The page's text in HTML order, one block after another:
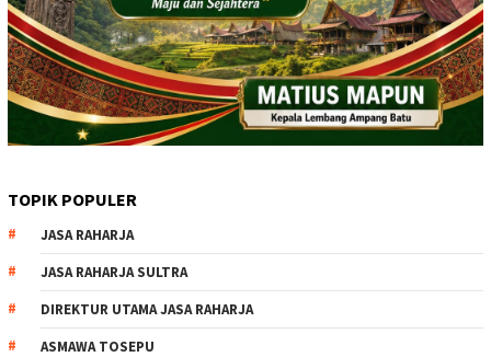
TOPIK POPULER
JASA RAHARJA
JASA RAHARJA SULTRA
DIREKTUR UTAMA JASA RAHARJA
ASMAWA TOSEPU